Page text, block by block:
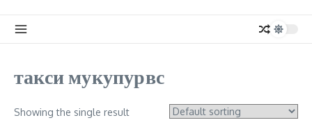
такси мукупурвс
Showing the single result